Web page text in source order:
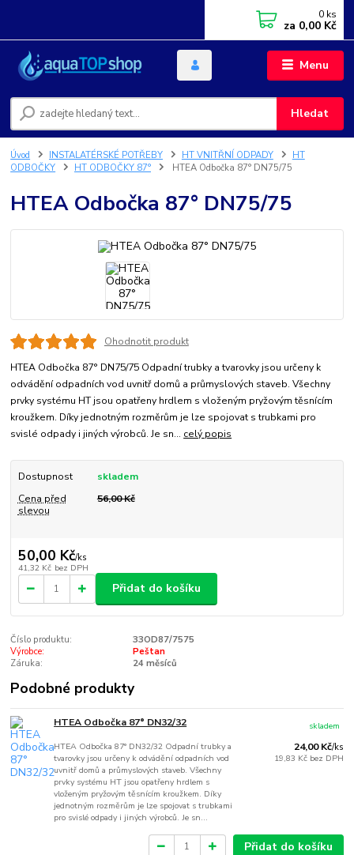
Menu
Hledat
0 ks
za 0,00 Kč
Úvod INSTALATÉRSKÉ POTŘEBY HT VNITŘNÍ ODPADY
HT
ODBOČKY
HT ODBOČKY 87° HTEA Odbočka 87° DN75/75
HTEA Odbočka 87° DN75/75
Ohodnotit produkt
HTEA Odbočka 87° DN75/75 Odpadní trubky a tvarovky jsou určeny k
odvádění odpadních vod uvnitř domů a průmyslových staveb. Všechny
prvky systému HT jsou opatřeny hrdlem s vloženým pryžovým těsnícím
kroužkem. Díky jednotným rozměrům je lze spojovat s trubkami pro
svislé odpady i jiných výrobců. Je sn... celý popis
Dostupnost
skladem
Cena před
slevou
56,00 Kč
50,00 Kč/ks
41,32 Kč bez DPH
Přidat do košíku
Číslo produktu:
33OD87/7575
Výrobce:
Peštan
Záruka:
24 měsíců
Podobné produkty
HTEA Odbočka 87° DN32/32
HTEA Odbočka 87° DN32/32 Odpadní trubky a
tvarovky jsou určeny k odvádění odpadních vod
uvnitř domů a průmyslových staveb. Všechny
prvky systému HT jsou opatřeny hrdlem s
vloženým pryžovým těsnícím kroužkem. Díky
jednotným rozměrům je lze spojovat s trubkami
pro svislé odpady i jiných výrobců. Je sn...
24,00 Kč/ks
19,83 Kč bez DPH
skladem
Přidat do košíku